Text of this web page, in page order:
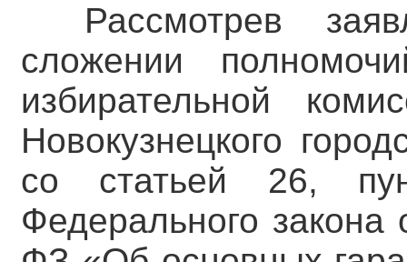
Рассмотрев
сложении
избирательной
Новокузнецкого
со статьей 26,
Федерального